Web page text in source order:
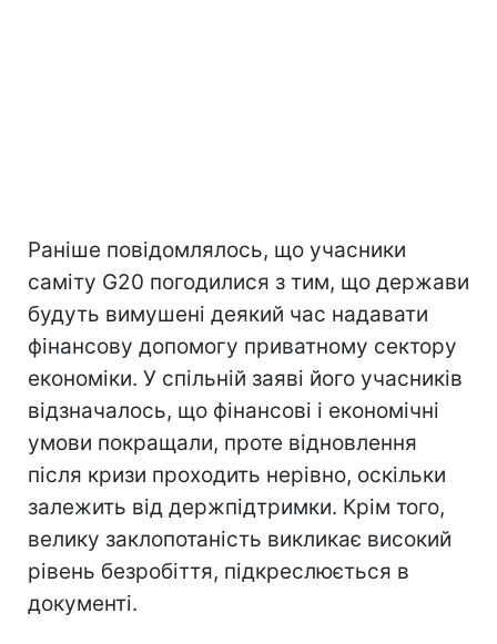
Раніше повідомлялось, що учасники
саміту G20 погодилися з тим, що держави
будуть вимушені деякий час надавати
фінансову допомогу приватному сектору
економіки. У спільній заяві його учасників
відзначалось, що фінансові і економічні
умови покращали, проте відновлення
після кризи проходить нерівно, оскільки
залежить від держпідтримки. Крім того,
велику заклопотаність викликає високий
рівень безробіття, підкреслюється в
документі.